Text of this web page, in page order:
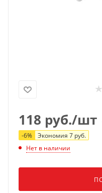
118 руб./шт
-6% Экономия 7 руб.
Нет в наличии